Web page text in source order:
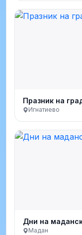
Празник на
Игнатиево
Дни на
Мадан